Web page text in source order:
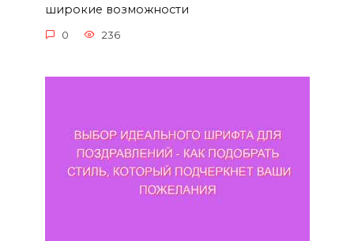
широкие возможности
0 236